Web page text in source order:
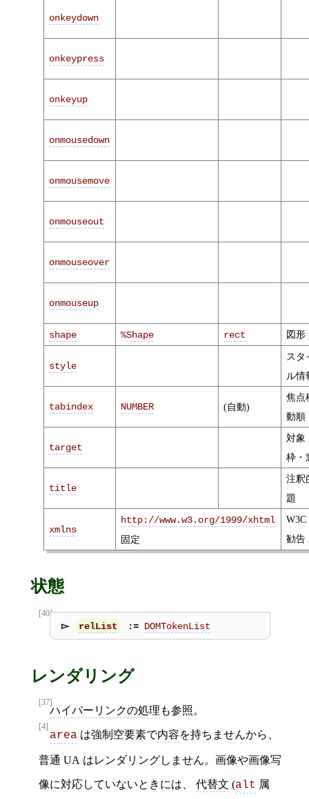
onkeydown
onkeypress
onkeyup
onmousedown
onmousemove
onmouseout
onmouseover
onmouseup
shape %Shape rect 図形
style
スタ
ル情
tabindex NUMBER (自動)
焦点
動順
target
対象
枠・
title
注釈
題
xmlns
http://www.w3.org/1999/xhtml
固定
W3C
勧告
状態
[40]
relList DOMTokenList
レンダリング
[37]
ハイパーリンクの処理 も参照。
[4]
area は強制空要素で内容を持ちませんから、
普通 UA はレンダリングしません。画像や画像写
像に対応していないときには、 代替文 (alt 属